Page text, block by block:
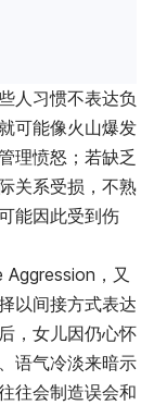
人习惯不表达负
可能像火山爆发
理愤怒；若缺乏
关系受损，不熟
能因此受到伤
Aggression，又
以间接方式表达
，女儿因仍心怀
语气冷淡来暗示
往会制造误会和